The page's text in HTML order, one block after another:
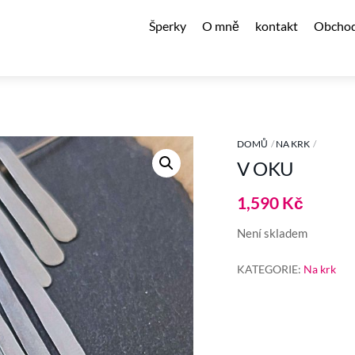
Šperky O mně kontakt
DOMŮ NA KRK
V OKU
1,590 Kč
Není skladem
KATEGORIE: Na krk